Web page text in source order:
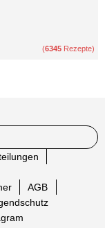
(6345 Rezepte)
AGB